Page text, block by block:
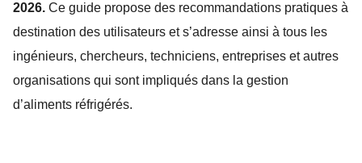
2026. Ce guide propose des recommandations pratiques à
destination des utilisateurs et s’adresse ainsi à tous les
ingénieurs, chercheurs, techniciens, entreprises et autres
organisations qui sont impliqués dans la gestion
d’aliments réfrigérés.